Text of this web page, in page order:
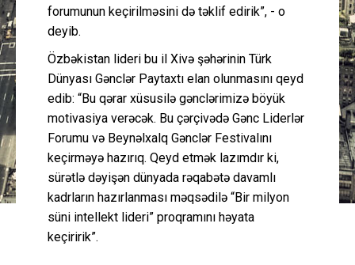
forumunun keçirilməsini də təklif edirik”, - o
deyib.
Özbəkistan lideri bu il Xivə şəhərinin Türk
Dünyası Gənclər Paytaxtı elan olunmasını qeyd
edib: “Bu qərar xüsusilə gənclərimizə böyük
motivasiya verəcək. Bu çərçivədə Gənc Liderlər
Forumu və Beynəlxalq Gənclər Festivalını
keçirməyə hazırıq. Qeyd etmək lazımdır ki,
sürətlə dəyişən dünyada rəqabətə davamlı
kadrların hazırlanması məqsədilə “Bir milyon
süni intellekt lideri” proqramını həyata
keçiririk”.